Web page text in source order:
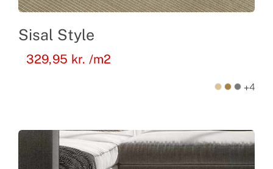
Sisal Style
329,95 kr. /m2
+4